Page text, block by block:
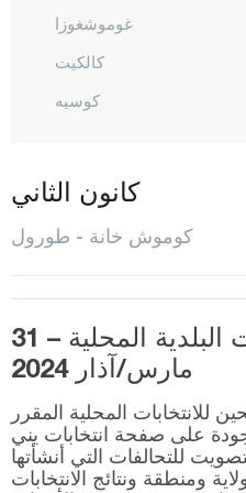
غوموشغوزا
كالكيت
كوسيه
المركز
سوغوتلو
طورول
أونلوبينار
يشيلبوك
كانون الثاني
كوموش خانة - طورول
المرشحون للانتخابات البلدية المحلية – 31
مارس/آذار 2024
للانتخابات المحلية المقرر
مارس موجودة على صفحة انتخابات يني
للتحالفات التي أنشأتها
التركية في 81 ولاية ومنطقة ونتائج الانتخابات